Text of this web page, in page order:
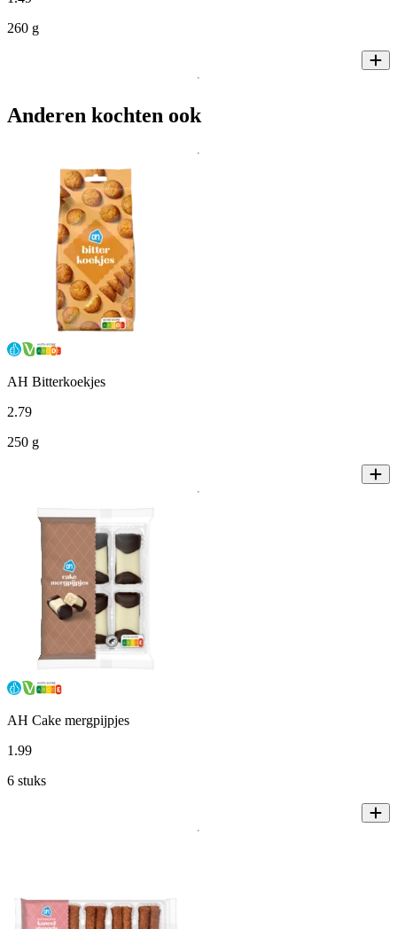
260 g
Anderen kochten ook
AH Bitterkoekjes
2.79
250 g
AH Cake mergpijpjes
1 .99
6 stuks